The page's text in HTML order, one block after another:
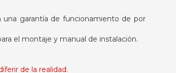
una garantía de funcionamiento de por
el montaje y manual de instalación.
de la realidad.